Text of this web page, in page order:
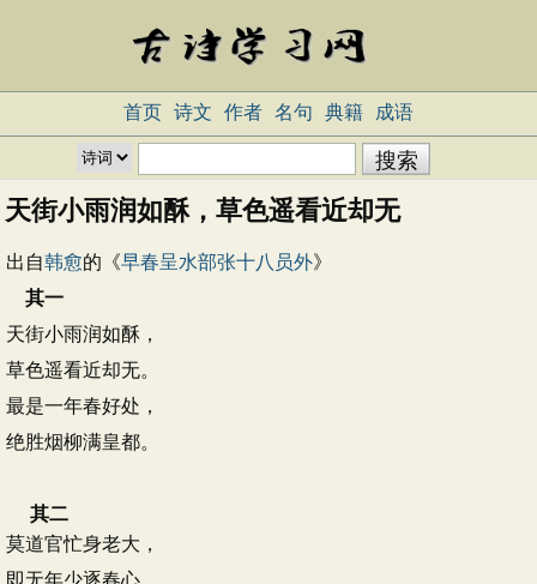
首页 诗文 作者 名句 典籍 成语
天街小雨润如酥，草色遥看近却无
出自韩愈的《早春呈水部张十八员外》
其一
天街小雨润如酥，
草色遥看近却无。
最是一年春好处，
绝胜烟柳满皇都。
其二
莫道官忙身老大，
即无年少逐春心。